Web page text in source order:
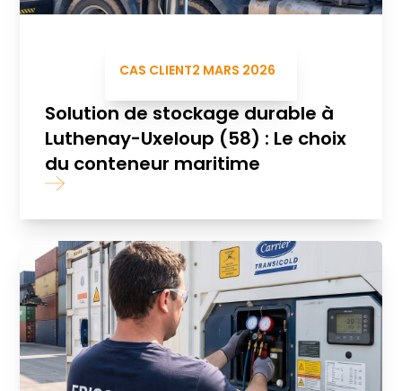
CAS CLIENT2 MARS 2026
Solution de stockage durable à
Luthenay-Uxeloup (58) : Le choix
du conteneur maritime